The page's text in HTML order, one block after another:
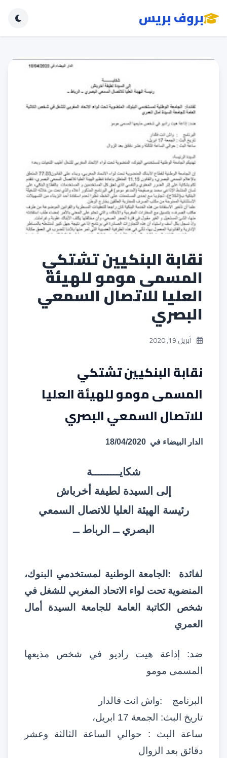
بروف بريس
نقابة البنكيين تشتكي
المسمى مومو للهيئة
العليا للاتصال السمعي
البصري
أبريل 19, 2020
نقابة البنكيين تشتكي
المسمى مومو للهيئة العليا
للاتصال السمعي البصري
الدار البيضاء في 18/04/2020
شكايـــــــــة
إلى السيدة لطيفة أخرباش
رئيسة الهيئة العليا للاتصال السمعي
البصري ــ الرباط ــ
لفائدة : الجامعة الوطنية لمستخدمي البنوك،
المنضوية تحت لواء الاتحاد المغربي للشغل في
شخص الكاتبة العامة للجامعة السيدة أمال
العمري
ضد:
إذاعة هيت راديو في شخص مذيعها
المسمى مومو
البرنامج :واش انت فالدار
تاريخ البث: الجمعة 17 ابريل،
ساعة البث : حوالي الساعة الثالثة وعشر
دقائق بعد الزوال